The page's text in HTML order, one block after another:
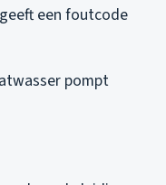
een foutcode
pompt